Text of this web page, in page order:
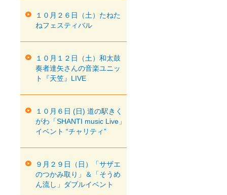
１０月２６日（土）たねた
ねフェスティバル
１０月１２日（土）和太鼓
奏者達矢さんの音楽ユニッ
ト『天笠』LIVE
１０月６日 (日) 道の駅きく
がわ「SHANTI music Live」
イベント “チャリティ”
９月２９日（日）「サザエ
のつかみ取り」＆「そうめ
ん流し」ダブルイベント